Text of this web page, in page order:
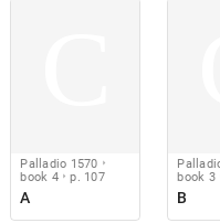
Palladio 1570
book 4
p. 107
A
book 3
B